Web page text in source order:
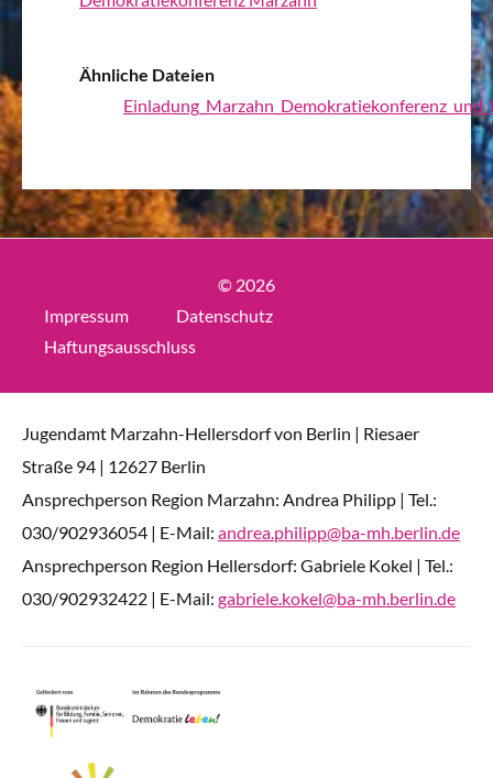
Ähnliche Dateien
© 2026
Impressum
Datenschutz
Haftungsausschluss
Jugendamt Marzahn-Hellersdorf von Berlin | Riesaer
Straße 94 | 12627 Berlin
Ansprechperson Region Marzahn: Andrea Philipp | Tel.:
030/902936054 | E-Mail: andrea.philipp@ba-mh.berlin.de
Ansprechperson Region Hellersdorf: Gabriele Kokel | Tel.:
030/902932422 | E-Mail: gabriele.kokel@ba-mh.berlin.de